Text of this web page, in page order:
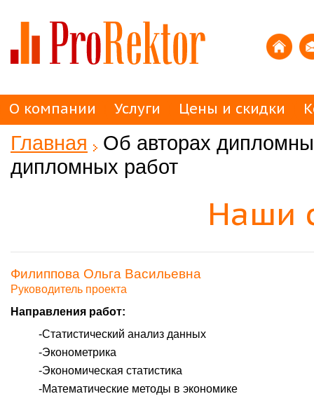
О компании Услуги Цены и скидки
Главная
Об авторах
дипломных работ
Наши
Филиппова Ольга Васильевна
Руководитель проекта
Направления работ:
Статистический анализ данных
Эконометрика
Экономическая статистика
Математические методы в экономике